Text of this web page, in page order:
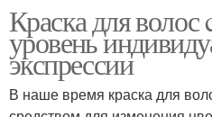
Краска для
уровень
экспрессии
В наше время краска для